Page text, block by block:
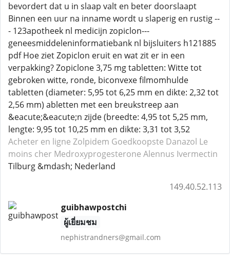
bevordert dat u in slaap valt en beter doorslaapt
Binnen een uur na inname wordt u slaperig en rustig --
- 123apotheek nl medicijn zopiclon---
geneesmiddeleninformatiebank nl bijsluiters h121885
pdf Hoe ziet Zopiclon eruit en wat zit er in een
verpakking? Zopiclone 3,75 mg tabletten: Witte tot
gebroken witte, ronde, biconvexe filmomhulde
tabletten (diameter: 5,95 tot 6,25 mm en dikte: 2,32 tot
2,56 mm) abletten met een breukstreep aan
&eacute;&eacute;n zijde (breedte: 4,95 tot 5,25 mm,
lengte: 9,95 tot 10,25 mm en dikte: 3,31 tot 3,52
Acheter en ligne Zolpidem Goedkoopste Danazol Le
moins cher Medroxyprogesterone Alennus Ivermectin
Tilburg &mdash; Nederland
149.40.52.113
guibhawpostchi
ผู้เยี่ยมชม
nephistrandners@gmail.com